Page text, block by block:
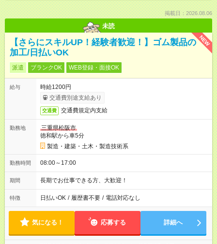
掲載日：2026.08.06
未読
NEW
【さらにスキルUP！経験者歓迎！】ゴム製品の
加工/日払いOK
派遣 ブランクOK WEB登録・面接OK
給与
時給1200円
交通費別途支給あり
交通費 交通費規定内支給
勤務地
三重県松阪市
徳和駅から車5分
製造・建築・土木・製造技術系
勤務時間 08:00～17:00
期間 長期でお仕事できる方、大歓迎！
特徴 日払いOK / 履歴書不要 / 電話対応なし
気になる！ 応募する 詳細へ